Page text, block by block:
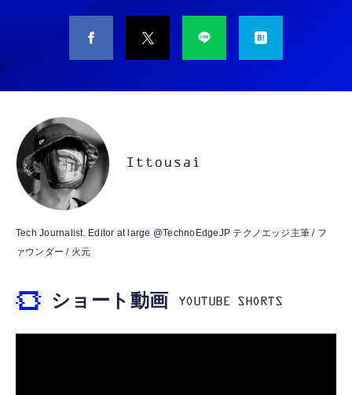
タイプc 寝ホンイヤホン 寝ホン type-c 有線
睡眠用イヤホン 【音質強化バージョン
￥2,199
MFi認証 【ハイレゾ音質】 内蔵DAC 遅延な
し 48ビット/96KHz 音量調節対応
【HIFI音質】iphone イヤホンジャック ライ
￥999
M10SR AIペット（コミュニケーションロボッ
ト）
ット）
￥53,900
霊界コミュニケーションロボット BAKETAN
ジングベース付き ロペット 充電ベース付き
Ittousai
Tech Journalist. Editor at large @TechnoEdgeJP テクノエッジ主筆 / フ
ァウンダー / 火元
ショート動画